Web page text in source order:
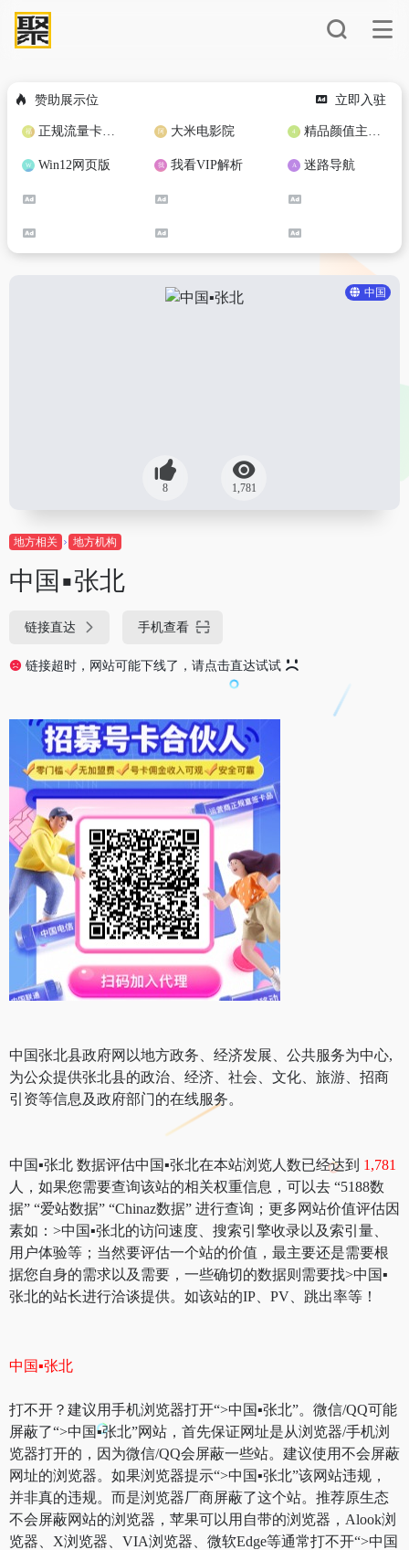
赞助展示位 立即入驻
正规流量卡免费加盟合作 大米电影院 精品颜值主播定制
Win12网页版 我看VIP解析 迷路导航
中国
8 1,781
地方相关 地方机构
中国▪张北
链接直达 手机查看
链接超时，网站可能下线了，请点击直达试试
中国张北县政府网以地方政务、经济发展、公共服务为中心,
为公众提供张北县的政治、经济、社会、文化、旅游、招商
引资等信息及政府部门的在线服务。
中国▪张北 数据评估中国▪张北在本站浏览人数已经达到 1,781
人，如果您需要查询该站的相关权重信息，可以去 “5188数
据” “爱站数据” “Chinaz数据” 进行查询；更多网站价值评估因
素如：>中国▪张北的访问速度、搜索引擎收录以及索引量、
用户体验等；当然要评估一个站的价值，最主要还是需要根
据您自身的需求以及需要，一些确切的数据则需要找>中国▪
张北的站长进行洽谈提供。如该站的IP、PV、跳出率等！
中国▪张北
打不开？建议用手机浏览器打开“>中国▪张北”。微信/QQ可能
屏蔽了“>中国▪张北”网站，首先保证网址是从浏览器/手机浏
览器打开的，因为微信/QQ会屏蔽一些站。建议使用不会屏蔽
网址的浏览器。如果浏览器提示“>中国▪张北”该网站违规，
并非真的违规。而是浏览器厂商屏蔽了这个站。推荐原生态
不会屏蔽网站的浏览器，苹果可以用自带的浏览器，Alook浏
览器、X浏览器、VIA浏览器、微软Edge等通常打不开“>中国